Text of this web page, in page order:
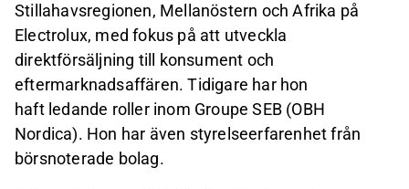
Stillahavsregionen, Mellanöstern och Afrika på
Electrolux, med fokus på att utveckla
direktförsäljning till konsument och
eftermarknadsaffären. Tidigare har hon
haft ledande roller inom Groupe SEB (OBH
Nordica). Hon har även styrelseerfarenhet från
börsnoterade bolag.